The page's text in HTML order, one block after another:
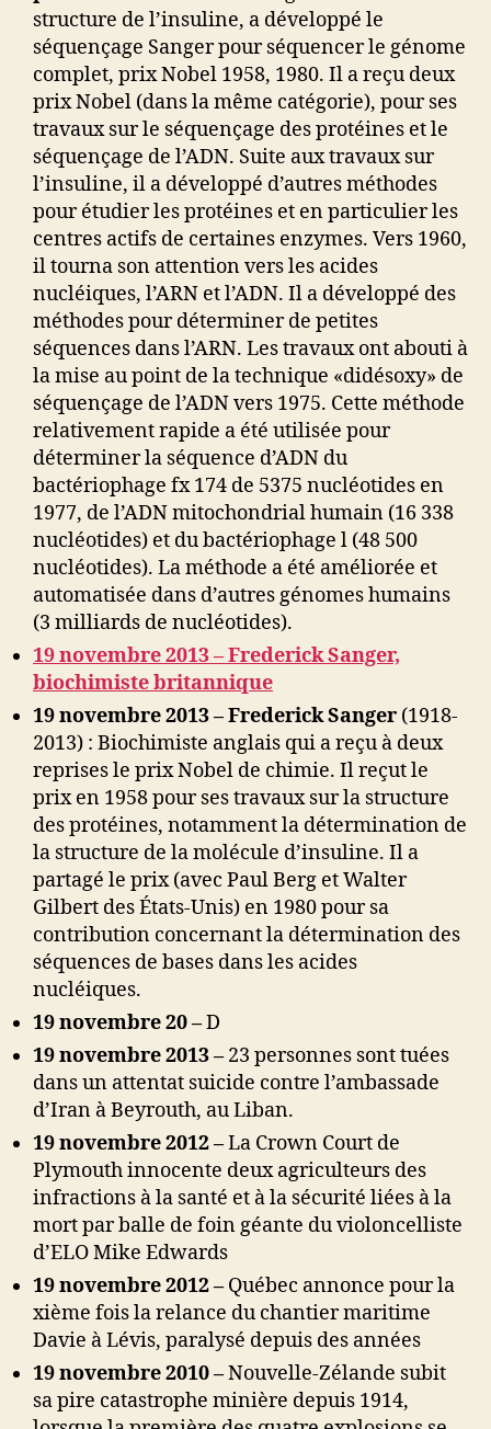
structure de l’insuline, a développé le
séquençage Sanger pour séquencer le génome
complet, prix Nobel 1958, 1980. Il a reçu deux
prix Nobel (dans la même catégorie), pour ses
travaux sur le séquençage des protéines et le
séquençage de l’ADN. Suite aux travaux sur
l’insuline, il a développé d’autres méthodes
pour étudier les protéines et en particulier les
centres actifs de certaines enzymes. Vers 1960,
il tourna son attention vers les acides
nucléiques, l’ARN et l’ADN. Il a développé des
méthodes pour déterminer de petites
séquences dans l’ARN. Les travaux ont abouti à
la mise au point de la technique «didésoxy» de
séquençage de l’ADN vers 1975. Cette méthode
relativement rapide a été utilisée pour
déterminer la séquence d’ADN du
bactériophage fx 174 de 5375 nucléotides en
1977, de l’ADN mitochondrial humain (16 338
nucléotides) et du bactériophage l (48 500
nucléotides). La méthode a été améliorée et
automatisée dans d’autres génomes humains
(3 milliards de nucléotides).
19 novembre 2013 – Frederick Sanger,
biochimiste britannique
19 novembre 2013 – Frederick Sanger (1918-
2013) : Biochimiste anglais qui a reçu à deux
reprises le prix Nobel de chimie. Il reçut le
prix en 1958 pour ses travaux sur la structure
des protéines, notamment la détermination de
la structure de la molécule d’insuline. Il a
partagé le prix (avec Paul Berg et Walter
Gilbert des États-Unis) en 1980 pour sa
contribution concernant la détermination des
séquences de bases dans les acides
nucléiques.
19 novembre 20 –D
19 novembre 2013 – 23 personnes sont tuées
dans un attentat suicide contre l’ambassade
d’Iran à Beyrouth, au Liban.
19 novembre 2012 –La Crown Court de
Plymouth innocente deux agriculteurs des
infractions à la santé et à la sécurité liées à la
mort par balle de foin géante du violoncelliste
d’ELO Mike Edwards
19 novembre 2012 – Québec annonce pour la
xième fois la relance du chantier maritime
Davie à Lévis, paralysé depuis des années
19 novembre 2010 –Nouvelle-Zélande subit
sa pire catastrophe minière depuis 1914,